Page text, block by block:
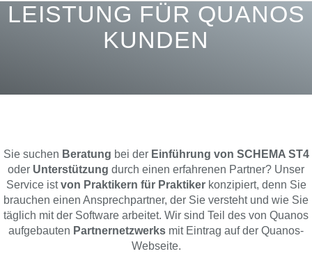
LEISTUNG FÜR QUANOS
KUNDEN
Sie suchen Beratung bei der Einführung von SCHEMA ST4
oder Unterstützung durch einen erfahrenen Partner? Unser
Service istvon Praktikern für Praktikerkonzipiert, denn Sie
brauchen einen Ansprechpartner, der Sie versteht und wie Sie
täglich mit der Software arbeitet. Wir sind Teil des von Quanos
aufgebauten Partnernetzwerks mit Eintrag auf der Quanos-
Webseite.